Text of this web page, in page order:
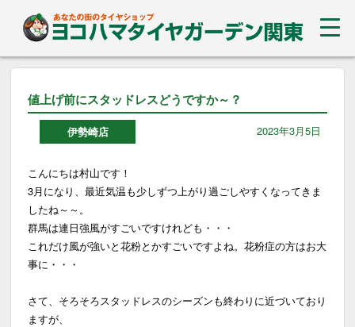
値上げ前にスタッドレスどうですか～？
伊勢崎店 2023年3月5日
こんにちは村山です！
3月になり、最近気温も少しずつ上がり過ごしやすくなってきま
したね～～。
群馬は連日強風がすごいですけれども・・・
これだけ風が強いと花粉とかすごいですよね。花粉症の方はお大
事に・・・
さて、そろそろスタッドレスのシーズンも終わりに近づいており
ますが、